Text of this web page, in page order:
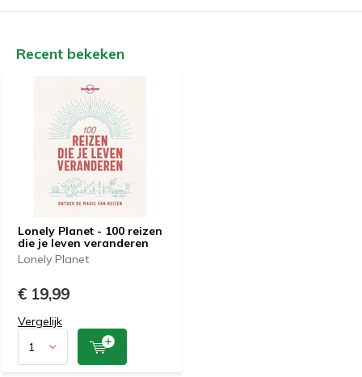
Recent bekeken
Lonely Planet - 100 reizen
die je leven veranderen
Lonely Planet
€ 19,99
Vergelijk